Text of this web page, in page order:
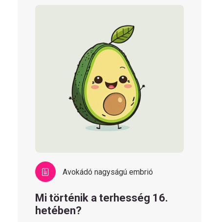
Avokádó nagyságú embrió
Mi történik a terhesség 16.
hetében?